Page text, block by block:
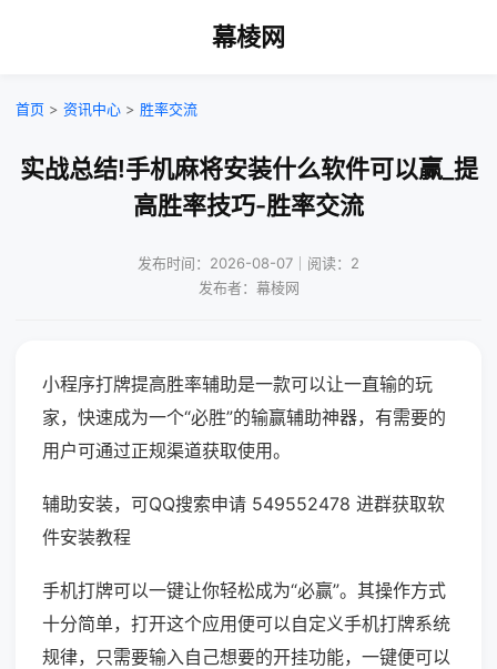
幕棱网
首页 > 资讯中心 > 胜率交流
实战总结!手机麻将安装什么软件可以赢_提
高胜率技巧-胜率交流
发布时间：2026-08-07｜阅读：2
发布者：幕棱网
小程序打牌提高胜率辅助是一款可以让一直输的玩
家，快速成为一个“必胜”的输赢辅助神器，有需要的
用户可通过正规渠道获取使用。
辅助安装，可QQ搜索申请 549552478 进群获取软
件安装教程
手机打牌可以一键让你轻松成为“必赢”。其操作方式
十分简单，打开这个应用便可以自定义手机打牌系统
规律，只需要输入自己想要的开挂功能，一键便可以